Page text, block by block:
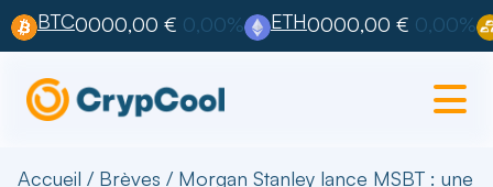
BTC0000,00 € 0,00% ETH0000,00 € 0,00%
Accueil / Brèves / Morgan Stanley lance MSBT : une